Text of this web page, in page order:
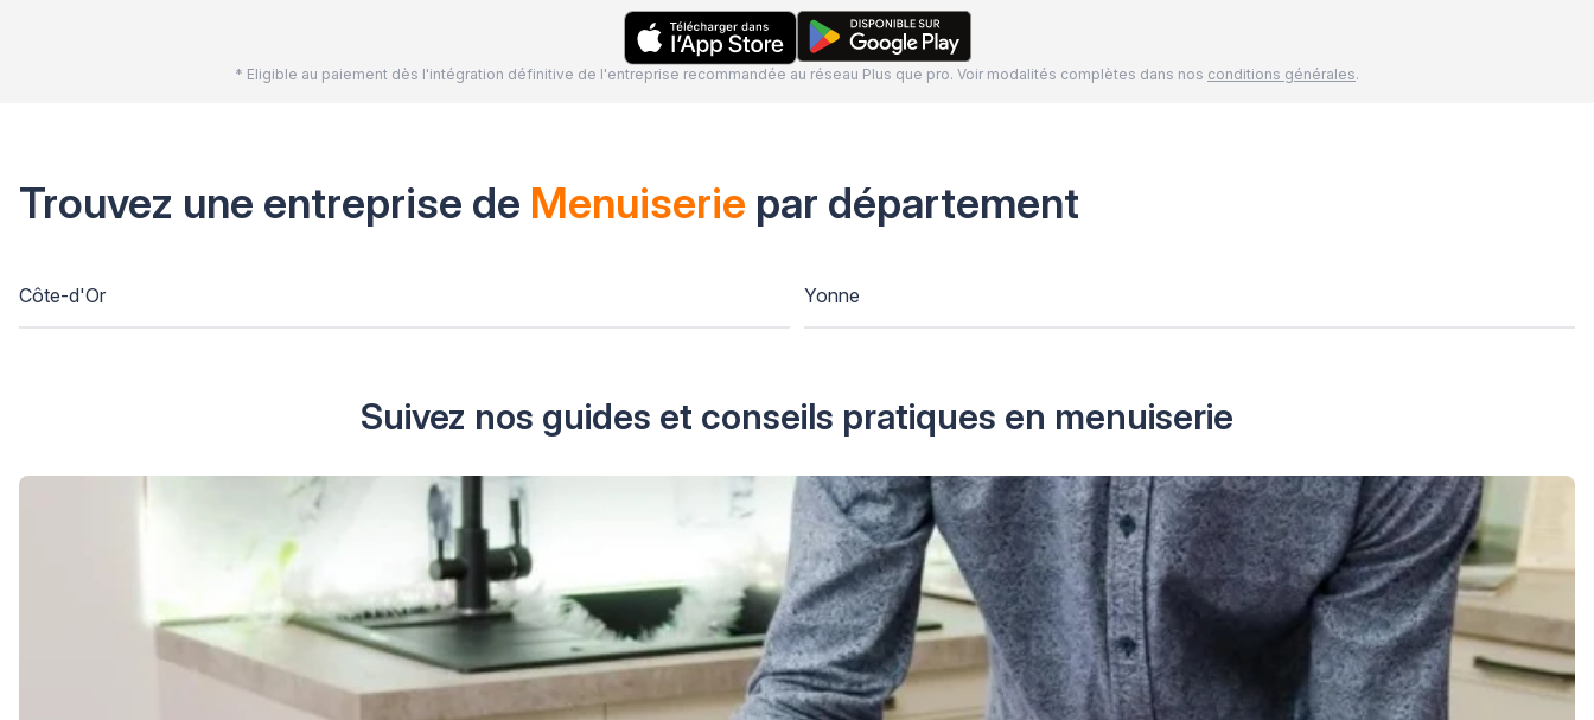
* Eligible au paiement dès l'intégration définitive de l'entreprise recommandée au réseau Plus que pro. Voir modalités complètes dans nos conditions générales.
Trouvez une entreprise de Menuiserie par département
Côte-d'Or Yonne
Suivez nos guides et conseils pratiques en menuiserie